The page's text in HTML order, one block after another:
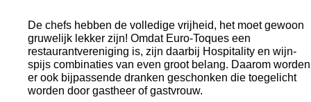
De chefs hebben de volledige vrijheid, het moet gewoon
gruwelijk lekker zijn! Omdat Euro-Toques een
restaurantvereniging is, zijn daarbij Hospitality en wijn-
spijs combinaties van even groot belang. Daarom worden
er ook bijpassende dranken geschonken die toegelicht
worden door gastheer of gastvrouw.